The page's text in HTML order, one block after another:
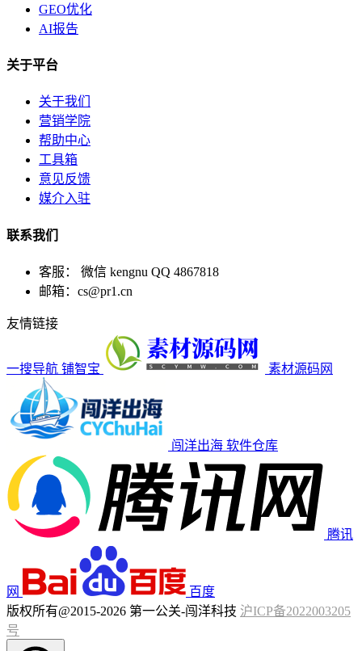
GEO优化
AI报告
关于平台
关于我们
营销学院
帮助中心
工具箱
意见反馈
媒介入驻
联系我们
客服： 微信 kengnu QQ 4867818
邮箱：cs@pr1.cn
友情链接
一搜导航 铺智宝 素材源码网
闯洋出海 软件仓库
腾讯
网
百度
版权所有@2015-2026 第一公关-闯洋科技 沪ICP备2022003205
号